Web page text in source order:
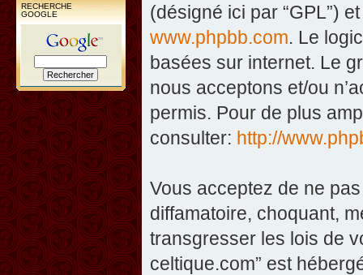
RECHERCHE
GOOGLE
(désigné ici par “GPL”)
www.phpbb.com. Le
basées sur internet. Le
nous acceptons et/ou
permis. Pour de plus
consulter: http://
Vous acceptez de ne
diffamatoire, choquant,
transgresser les lois de
celtique.com” est